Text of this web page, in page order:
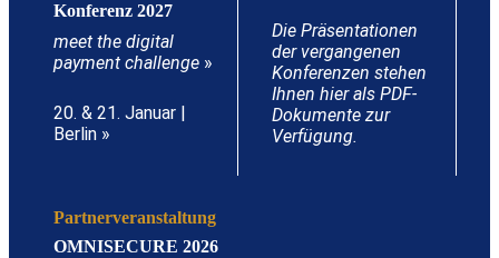
Konferenz 2027
meet the digital
payment challenge »
20. & 21. Januar |
Berlin »
Die Präsentationen
der vergangenen
Konferenzen stehen
Ihnen hier als PDF-
Dokumente zur
Verfügung.
Partnerveranstaltung
OMNISECURE 2026